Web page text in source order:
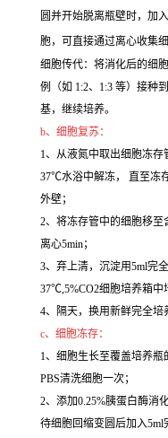
圆并开始脱离瓶壁时，加
胞，可直接通过离心收集
细胞传代：将消化后的细
例（如 1:2、1:3 等）接种
基，继续培养。
b、细胞复苏：
1、从液氮中取出细胞冻
37℃水浴中解冻， 直至冻
外壁；
2、将冻存管中的细胞移至
离心5min；
3、弃上清，沉淀用5ml完
37℃,5%CO2细胞培养箱中
4、隔天，换用新鲜完全培
c、细胞冻存：
1、细胞生长至覆盖培养瓶
PBS清洗细胞一次；
2、添加0.25%胰蛋白酶消
待细胞回缩变圆后加入